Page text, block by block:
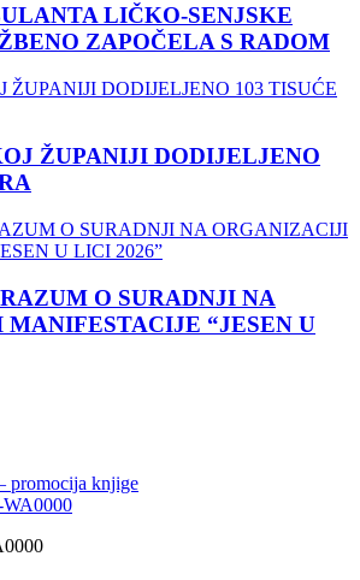
LIČKO-SENJSKE
ZAPOČELA S RADOM
ŽUPANIJI DODIJELJENO
O SURADNJI NA
“JESEN U
promocija knjige